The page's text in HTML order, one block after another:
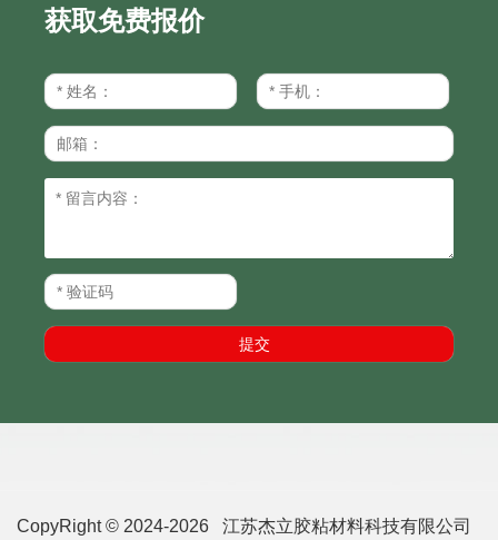
获取免费报价
CopyRight © 2024-2026 江苏杰立胶粘材料科技有限公司